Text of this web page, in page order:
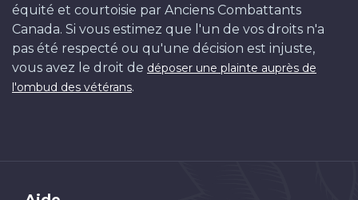
équité et courtoisie par Anciens Combattants
Canada. Si vous estimez que l'un de vos droits n'a
pas été respecté ou qu'une décision est injuste,
vous avez le droit de déposer une plainte auprès de
l'ombud des vétérans.